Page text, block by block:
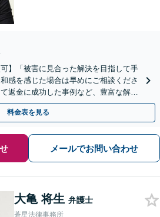
】「被害に見合った解決を目指して手
感を感じた場合は早めにご相談くださ
返金に成功した事例など、豊富な解決
】【休日・夜間相談可】
料金表を見る
メールでお問い合わせ
大亀 将生 弁護士
蒼星法律事務所